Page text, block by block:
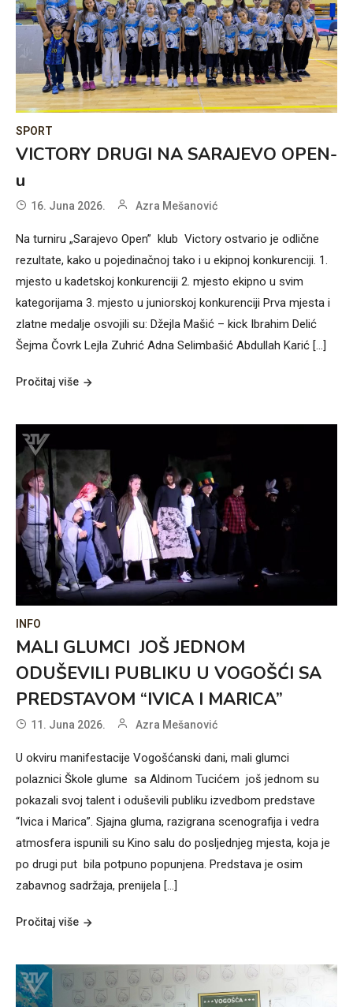
SPORT
VICTORY DRUGI NA SARAJEVO OPEN-
u
16. Juna 2026. Azra Mešanović
Na turniru „Sarajevo Open” klub Victory ostvario je odlične
rezultate, kako u pojedinačnoj tako i u ekipnoj konkurenciji. 1.
mjesto u kadetskoj konkurenciji 2. mjesto ekipno u svim
kategorijama 3. mjesto u juniorskoj konkurenciji Prva mjesta i
zlatne medalje osvojili su: Džejla Mašić – kick Ibrahim Delić
Šejma Čovrk Lejla Zuhrić Adna Selimbašić Abdullah Karić […]
Pročitaj više
INFO
MALI GLUMCI JOŠ JEDNOM
ODUŠEVILI PUBLIKU U VOGOŠĆI SA
PREDSTAVOM “IVICA I MARICA”
11. Juna 2026. Azra Mešanović
U okviru manifestacije Vogošćanski dani, mali glumci
polaznici Škole glume sa Aldinom Tucićem još jednom su
pokazali svoj talent i oduševili publiku izvedbom predstave
“Ivica i Marica”. Sjajna gluma, razigrana scenografija i vedra
atmosfera ispunili su Kino salu do posljednjeg mjesta, koja je
po drugi put bila potpuno popunjena. Predstava je osim
zabavnog sadržaja, prenijela […]
Pročitaj više